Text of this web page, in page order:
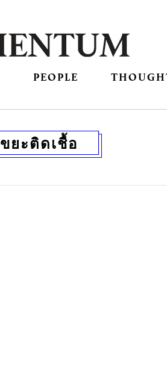
PEOPLE
ขยะติดเชื้อ